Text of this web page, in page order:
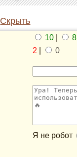
Скрыть
10 8
2
0
Я не робот